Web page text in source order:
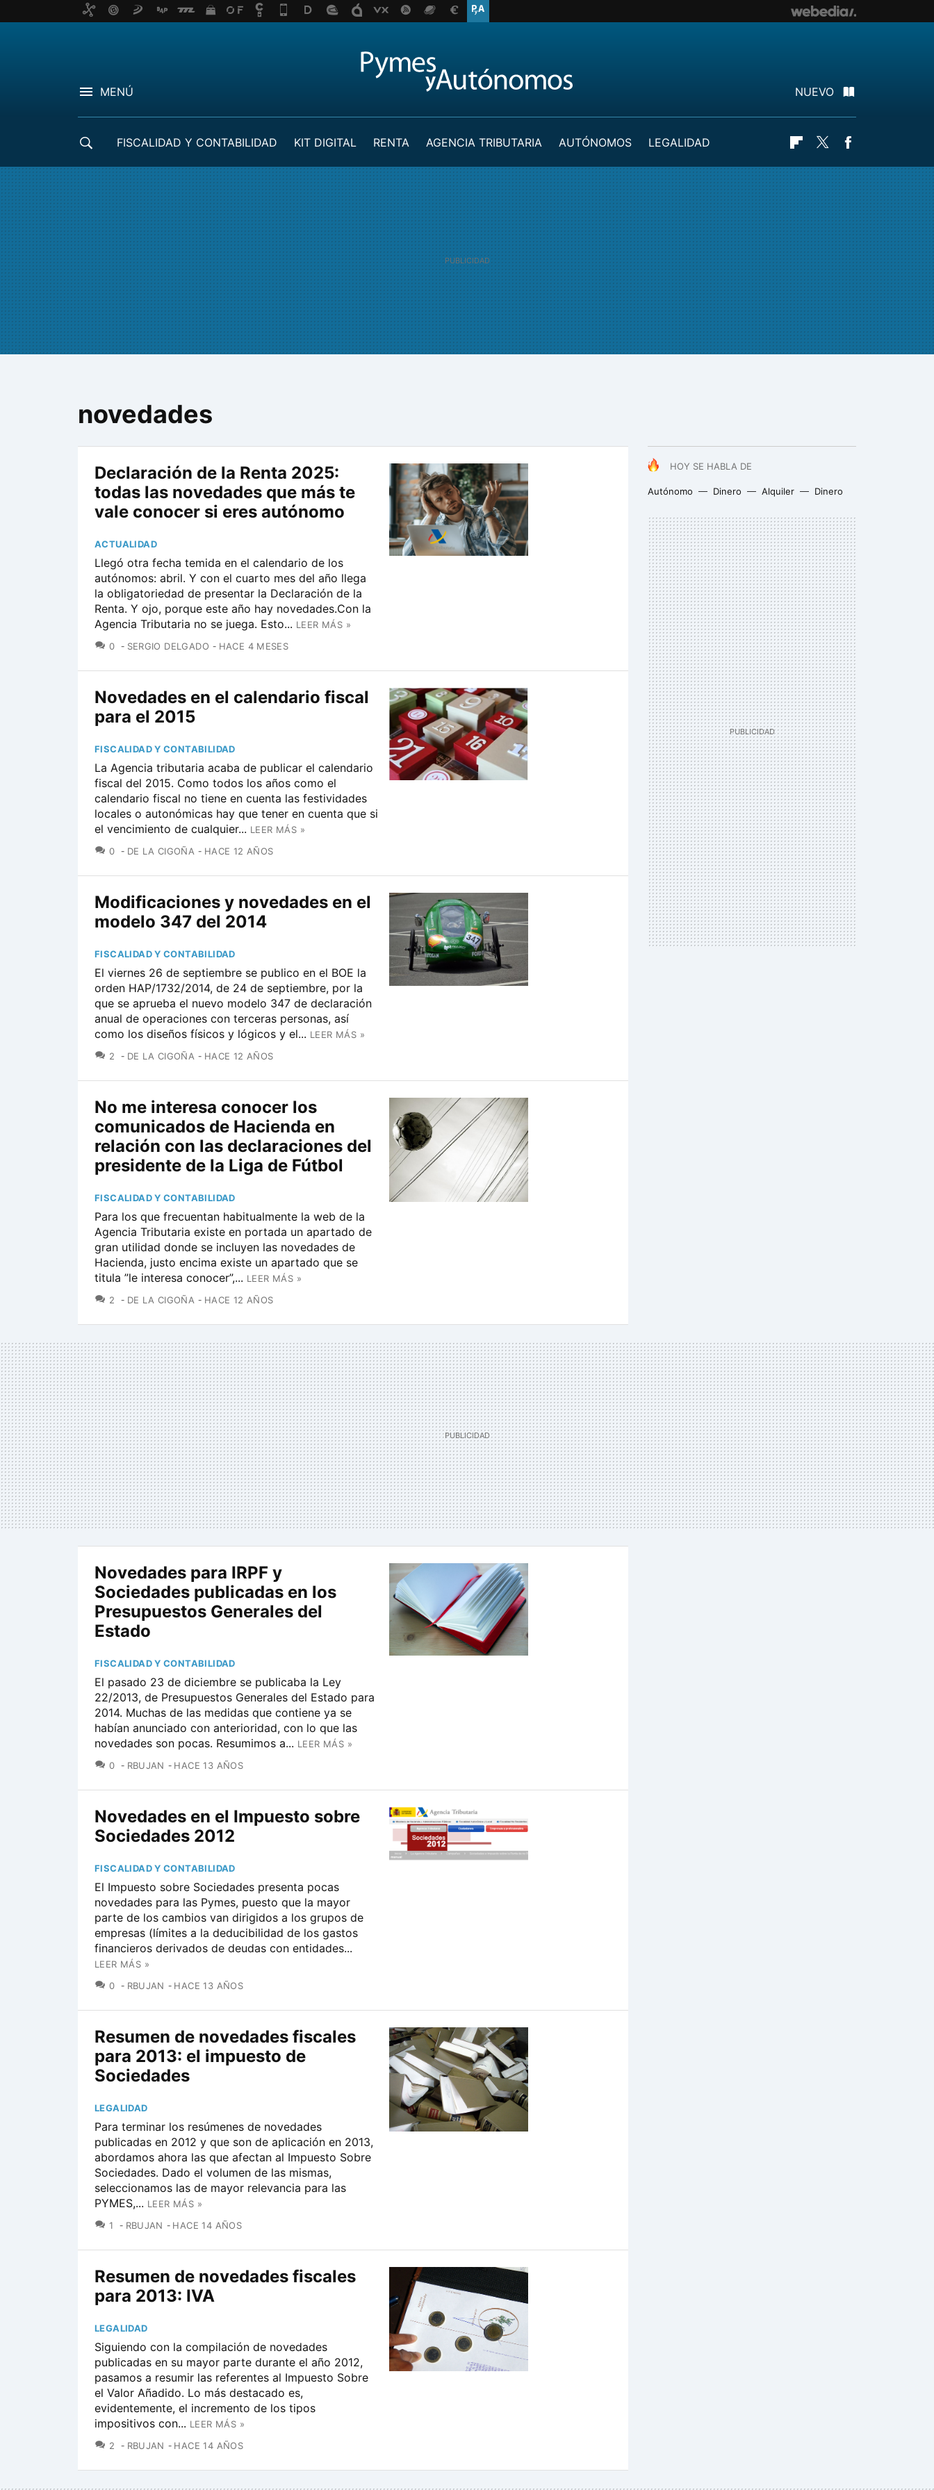
MENÚ NUEVO
FISCALIDAD Y CONTABILIDAD KIT DIGITAL RENTA AGENCIA TRIBUTARIA AUTÓNOMOS
LEGALIDAD
Flipboard
Twitter
novedades
HOY SE HABLA DE
Autónomo Dinero Alquiler Dinero
Declaración de la Renta 2025:
todas las novedades que más te
vale conocer si eres autónomo
ACTUALIDAD
Llegó otra fecha temida en el calendario de los
autónomos: abril. Y con el cuarto mes del año llega
la obligatoriedad de presentar la Declaración de la
Renta. Y ojo, porque este año hay novedades.Con la
Agencia Tributaria no se juega. Esto... LEER MÁS »
0 COMENTARIOS
SERGIO DELGADO HACE 4 MESES
Novedades en el calendario fiscal
para el 2015
FISCALIDAD Y CONTABILIDAD
La Agencia tributaria acaba de publicar el calendario
fiscal del 2015. Como todos los años como el
calendario fiscal no tiene en cuenta las festividades
locales o autonómicas hay que tener en cuenta que si
el vencimiento de cualquier... LEER MÁS »
0 COMENTARIOS
DE LA CIGOÑA HACE 12 AÑOS
Modificaciones y novedades en el
modelo 347 del 2014
FISCALIDAD Y CONTABILIDAD
El viernes 26 de septiembre se publico en el BOE la
orden HAP/1732/2014, de 24 de septiembre, por la
que se aprueba el nuevo modelo 347 de declaración
anual de operaciones con terceras personas, así
como los diseños físicos y lógicos y el... LEER MÁS »
2
COMENTARIOS
DE LA CIGOÑA HACE 12 AÑOS
No me interesa conocer los
comunicados de Hacienda en
relación con las declaraciones del
presidente de la Liga de Fútbol
FISCALIDAD Y CONTABILIDAD
Para los que frecuentan habitualmente la web de la
Agencia Tributaria existe en portada un apartado de
gran utilidad donde se incluyen las novedades de
Hacienda, justo encima existe un apartado que se
titula ”le interesa conocer”,... LEER MÁS »
2
COMENTARIOS
DE LA CIGOÑA HACE 12 AÑOS
Novedades para IRPF y
Sociedades publicadas en los
Presupuestos Generales del
Estado
FISCALIDAD Y CONTABILIDAD
El pasado 23 de diciembre se publicaba la Ley
22/2013, de Presupuestos Generales del Estado para
2014. Muchas de las medidas que contiene ya se
habían anunciado con anterioridad, con lo que las
novedades son pocas. Resumimos a... LEER MÁS »
0 COMENTARIOS
RBUJAN HACE 13 AÑOS
Novedades en el Impuesto sobre
Sociedades 2012
FISCALIDAD Y CONTABILIDAD
El Impuesto sobre Sociedades presenta pocas
novedades para las Pymes, puesto que la mayor
parte de los cambios van dirigidos a los grupos de
empresas (límites a la deducibilidad de los gastos
financieros derivados de deudas con entidades...
LEER MÁS »
0 COMENTARIOS
RBUJAN HACE 13 AÑOS
Resumen de novedades fiscales
para 2013: el impuesto de
Sociedades
LEGALIDAD
Para terminar los resúmenes de novedades
publicadas en 2012 y que son de aplicación en 2013,
abordamos ahora las que afectan al Impuesto Sobre
Sociedades. Dado el volumen de las mismas,
seleccionamos las de mayor relevancia para las
PYMES,... LEER MÁS »
1
COMENTARIOS
RBUJAN HACE 14 AÑOS
Resumen de novedades fiscales
para 2013: IVA
LEGALIDAD
Siguiendo con la compilación de novedades
publicadas en su mayor parte durante el año 2012,
pasamos a resumir las referentes al Impuesto Sobre
el Valor Añadido. Lo más destacado es,
evidentemente, el incremento de los tipos
impositivos con... LEER MÁS »
2
COMENTARIOS
RBUJAN HACE 14 AÑOS